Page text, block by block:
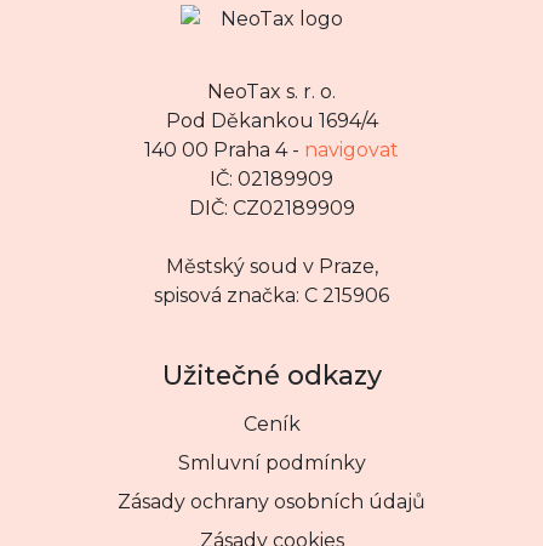
NeoTax s. r. o.
Pod Děkankou 1694/4
140 00 Praha 4 - navigovat
IČ: 02189909
DIČ: CZ02189909
Městský soud v Praze,
spisová značka: C 215906
Užitečné odkazy
Ceník
Smluvní podmínky
Zásady ochrany osobních údajů
Zásady cookies